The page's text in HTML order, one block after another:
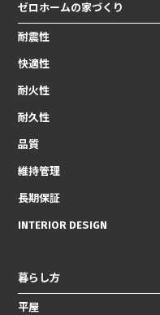
ゼロホームの家づくり
耐震性
快適性
耐火性
耐久性
品質
維持管理
長期保証
INTERIOR DESIGN
暮らし方
平屋